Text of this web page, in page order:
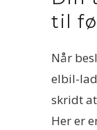
til
Når
elbil-
skridt
Her er